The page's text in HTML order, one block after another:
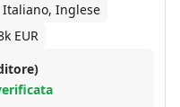
Italiano, Inglese
EUR